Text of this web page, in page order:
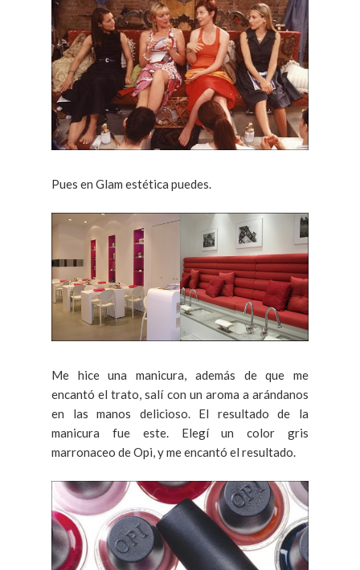
Pues en Glam estética puedes.
Me hice una manicura, además de que me
encantó el trato, salí con un aroma a arándanos
en las manos delicioso. El resultado de la
manicura fue este. Elegí un color gris
marronaceo de Opi, y me encantó el resultado.